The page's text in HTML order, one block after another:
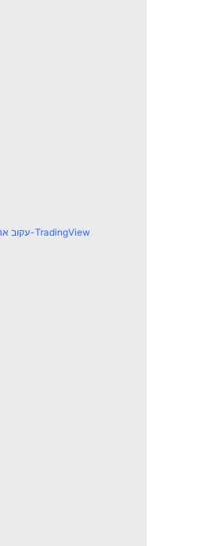
עקוב אחר כל השווקים ב-TradingView